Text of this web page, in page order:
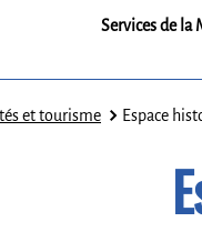
Services de la
et tourisme Espace